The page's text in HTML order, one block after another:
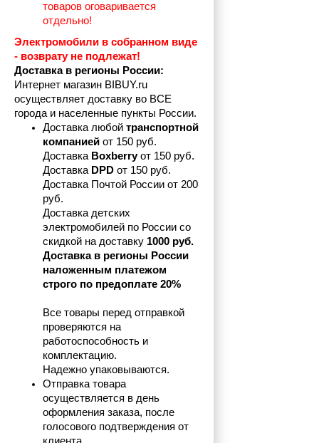
товаров оговаривается
отдельно!
Электромобили в собранном виде
- возврату не подлежат!
Доставка в регионы России:
Интернет магазин BIBUY.ru
осуществляет доставку во ВСЕ
города и населенные пункты России.
Доставка любой транспортной
компанией от 150 руб.
Доставка Boxberry от 150 руб.
Доставка DPD от 150 руб.
Доставка Почтой России от 200
руб.
Доставка детских
электромобилей по России со
скидкой на доставку 1000 руб.
Доставка в регионы России
наложенным платежом
строго по предоплате 20%
Все товары перед отправкой
проверяются на
работоспособность и
комплектацию.
Надежно упаковываются.
Отправка товара
осуществляется в день
оформления заказа, после
голосового подтверждения от